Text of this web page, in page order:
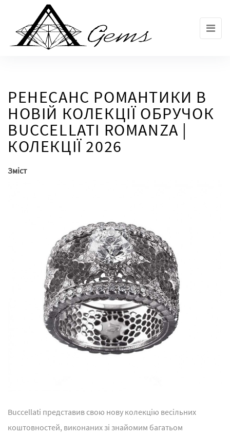
РЕНЕСАНС РОМАНТИКИ В
НОВІЙ КОЛЕКЦІЇ ОБРУЧОК
BUCCELLATI ROMANZA |
КОЛЕКЦІЇ 2026
Зміст
Buccellati представив свою нову колекцію весільних
коштовностей, виконаних зі знайомим багатьом